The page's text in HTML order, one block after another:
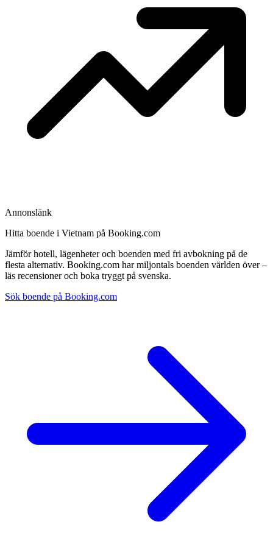
Annonslänk
Hitta boende i Vietnam på Booking.com
Jämför hotell, lägenheter och boenden med fri avbokning på de
flesta alternativ. Booking.com har miljontals boenden världen över –
läs recensioner och boka tryggt på svenska.
Sök boende på Booking.com